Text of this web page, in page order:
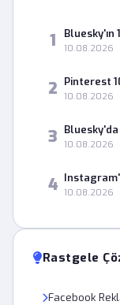
1 Bluesky'ın
10.08.2026
2 Pinterest
10.08.2026
3 Bluesky'da
10.08.2026
4 10.08.2026
Rastgele
Facebook